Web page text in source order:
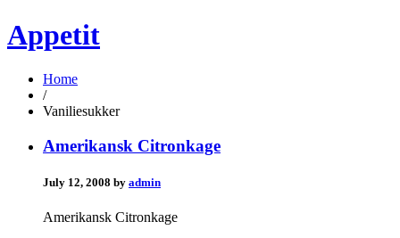
Appetit
Home
/
Vaniliesukker
Amerikansk Citronkage
July 12, 2008 by admin
Amerikansk Citronkage